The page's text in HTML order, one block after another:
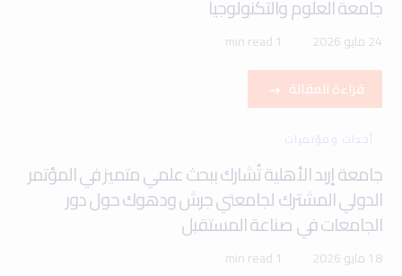
جامعة العلوم والتكنولوجيا
24 مايو 2026 1 min read
قراءة المقالة
أحداث ومؤتمرات
جامعة إربد الأهلية تُشارك ببحث علمي متميز في المؤتمر
الدولي المشترك لجامعتي جرش ودهوك حول دور
الجامعات في صناعة المستقبل
18 مايو 2026 1 min read